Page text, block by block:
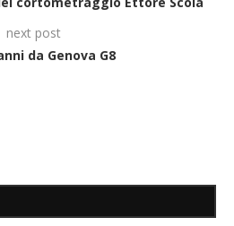
next post
da Genova G8